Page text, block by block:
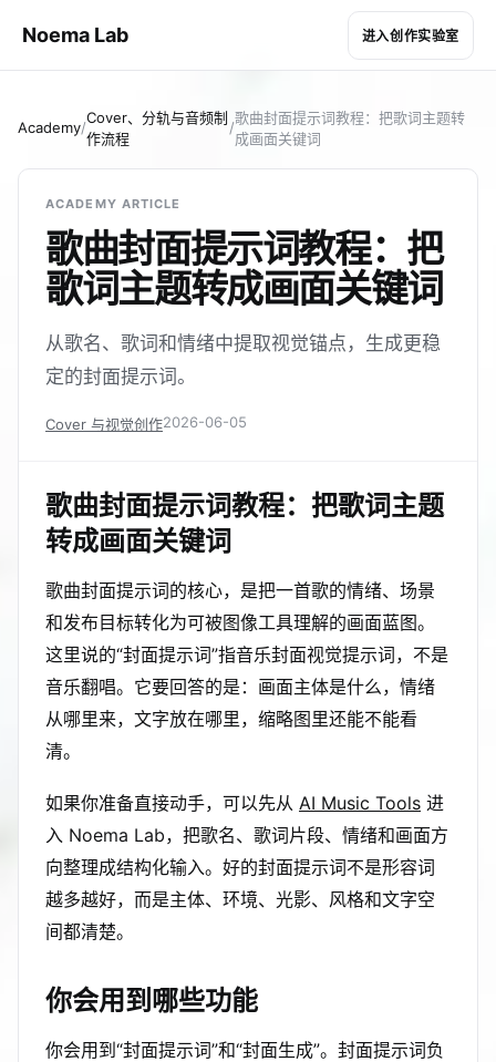
Noema Lab 进入创作实验室
Academy/
Cover、分轨与音频制
作流程
/
歌曲封面提示词教程：把歌词主题转
成画面关键词
ACADEMY ARTICLE
歌曲封面提示词教程：把
歌词主题转成画面关键词
从歌名、歌词和情绪中提取视觉锚点，生成更稳
定的封面提示词。
Cover 与视觉创作2026-06-05
歌曲封面提示词教程：把歌词主题
转成画面关键词
歌曲封面提示词的核心，是把一首歌的情绪、场景
和发布目标转化为可被图像工具理解的画面蓝图。
这里说的“封面提示词”指音乐封面视觉提示词，不是
音乐翻唱。它要回答的是：画面主体是什么，情绪
从哪里来，文字放在哪里，缩略图里还能不能看
清。
如果你准备直接动手，可以先从 AI Music Tools 进
入 Noema Lab，把歌名、歌词片段、情绪和画面方
向整理成结构化输入。好的封面提示词不是形容词
越多越好，而是主体、环境、光影、风格和文字空
间都清楚。
你会用到哪些功能
你会用到“封面提示词”和“封面生成”。封面提示词负